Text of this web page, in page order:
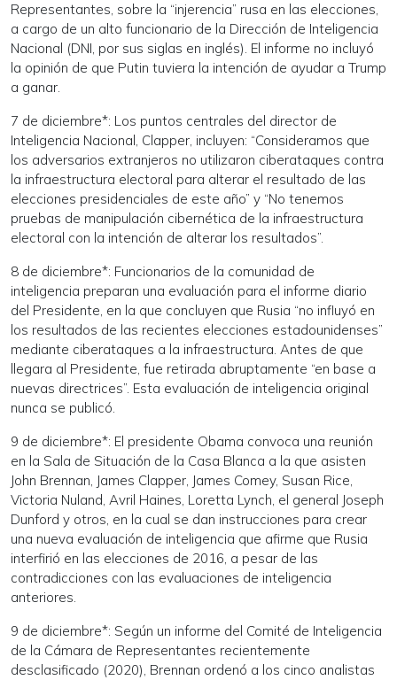
Representantes, sobre la “injerencia” rusa en las elecciones,
a cargo de un alto funcionario de la Dirección de Inteligencia
Nacional (DNI, por sus siglas en inglés). El informe no incluyó
la opinión de que Putin tuviera la intención de ayudar a Trump
a ganar.
7 de diciembre*: Los puntos centrales del director de
Inteligencia Nacional, Clapper, incluyen: “Consideramos que
los adversarios extranjeros no utilizaron ciberataques contra
la infraestructura electoral para alterar el resultado de las
elecciones presidenciales de este año” y “No tenemos
pruebas de manipulación cibernética de la infraestructura
electoral con la intención de alterar los resultados”.
8 de diciembre*: Funcionarios de la comunidad de
inteligencia preparan una evaluación para el informe diario
del Presidente, en la que concluyen que Rusia “no influyó en
los resultados de las recientes elecciones estadounidenses”
mediante ciberataques a la infraestructura. Antes de que
llegara al Presidente, fue retirada abruptamente “en base a
nuevas directrices”. Esta evaluación de inteligencia original
nunca se publicó.
9 de diciembre*: El presidente Obama convoca una reunión
en la Sala de Situación de la Casa Blanca a la que asisten
John Brennan, James Clapper, James Comey, Susan Rice,
Victoria Nuland, Avril Haines, Loretta Lynch, el general Joseph
Dunford y otros, en la cual se dan instrucciones para crear
una nueva evaluación de inteligencia que afirme que Rusia
interfirió en las elecciones de 2016, a pesar de las
contradicciones con las evaluaciones de inteligencia
anteriores.
9 de diciembre*: Según un informe del Comité de Inteligencia
de la Cámara de Representantes recientemente
desclasificado (2020), Brennan ordenó a los cinco analistas